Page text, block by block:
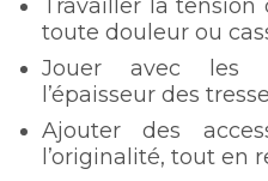
Travailler la
toute douleur ou
Jouer avec les
l’épaisseur des
Ajouter des
l’originalité, tout en